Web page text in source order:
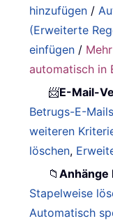
hinzufügen /
(Erweiterte
einfügen /
automatisch in
📨E-Mail-
Betrugs-E-
weiteren
löschen,
📁Anhänge
Stapelweise
Automatisch